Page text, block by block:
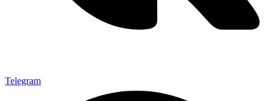
Telegram